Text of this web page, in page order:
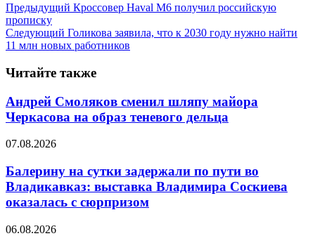
Предыдущий Кроссовер Haval M6 получил российскую
прописку
Следующий Голикова заявила, что к 2030 году нужно найти
11 млн новых работников
Читайте также
Андрей Смоляков сменил шляпу майора
Черкасова на образ теневого дельца
07.08.2026
Балерину на сутки задержали по пути во
Владикавказ: выставка Владимира Соскиева
оказалась с сюрпризом
06.08.2026